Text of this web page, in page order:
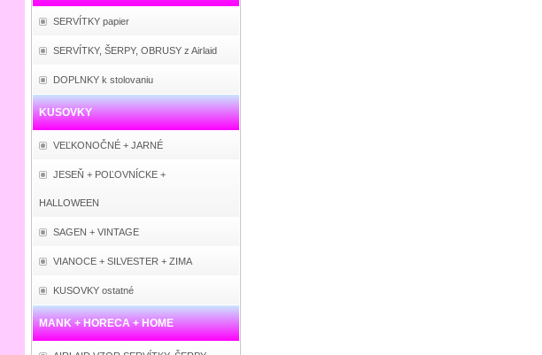
SERVÍTKY papier
SERVÍTKY, ŠERPY, OBRUSY z Airlaid
DOPLNKY k stolovaniu
KUSOVKY
VEĽKONOČNÉ + JARNÉ
JESEŇ + POĽOVNÍCKE +
HALLOWEEN
SAGEN + VINTAGE
VIANOCE + SILVESTER + ZIMA
KUSOVKY ostatné
MANK + HORECA + HOME